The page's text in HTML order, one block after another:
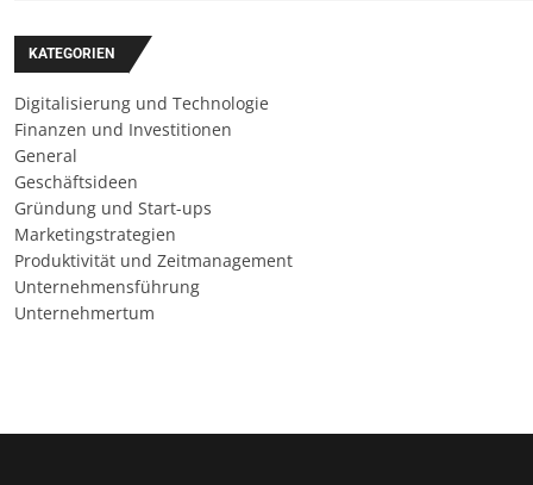
KATEGORIEN
Digitalisierung und Technologie
Finanzen und Investitionen
General
Geschäftsideen
Gründung und Start-ups
Marketingstrategien
Produktivität und Zeitmanagement
Unternehmensführung
Unternehmertum